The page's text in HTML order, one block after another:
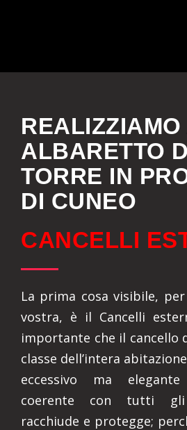
REALIZZIAMO
ALBARETTO
TORRE IN
DI CUNEO
CANCELLI
La prima cosa visibile,
vostra, è il Cancelli
importante che il cancello
classe dell’intera
eccessivo ma
coerente con tutti
racchiude e protegge;